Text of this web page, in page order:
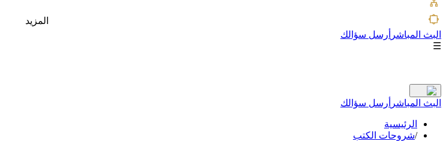
المزيد
البث المباشر أرسل سؤالك
☰
البث المباشر أرسل سؤالك
الرئيسية
/شروحات الكتب